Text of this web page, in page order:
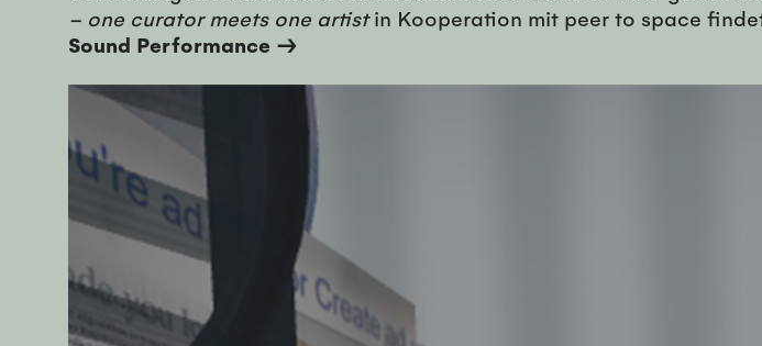
– one curator meets one artistin Kooperation mit peer to space findet
Sound Performance →